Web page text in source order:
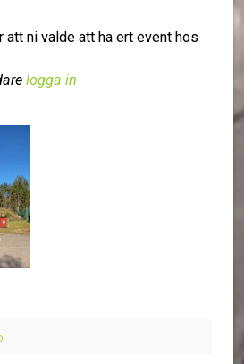
att ni valde att ha ert event hos
logga in